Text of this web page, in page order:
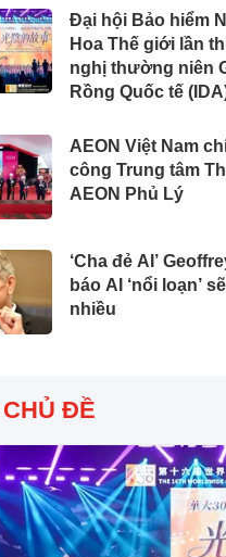
Đại hội Bảo hiểm
Hoa Thế giới lần
nghị thường niên
Rồng Quốc tế
AEON Việt Nam
công Trung tâm
AEON Phủ Lý
‘Cha đẻ AI’
báo AI ‘nổi loạn’
nhiều
ĐỀ